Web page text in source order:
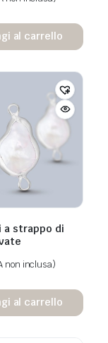
al carrello
a strappo di
non inclusa)
al carrello